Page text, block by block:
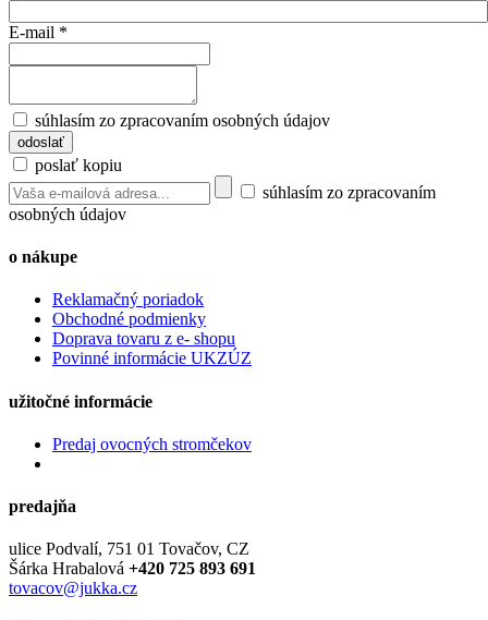
E-mail *
súhlasím zo zpracovaním osobných údajov
poslať kopiu
súhlasím zo zpracovaním
osobných údajov
o nákupe
Reklamačný poriadok
Obchodné podmienky
Doprava tovaru z e- shopu
Povinné informácie UKZÚZ
užitočné informácie
Predaj ovocných stromčekov
predajňa
ulice Podvalí, 751 01 Tovačov, CZ
Šárka Hrabalová +420 725 893 691
tovacov@jukka.cz